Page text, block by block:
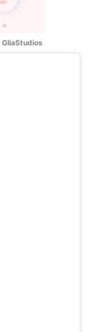
GliaStudios